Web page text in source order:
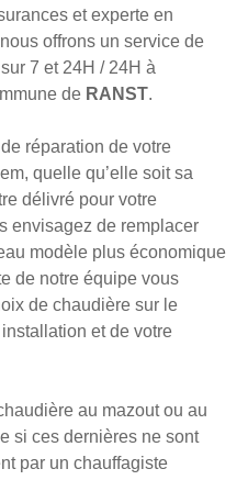
et experte en
offrons un service de
7 et 24H / 24H à
de RANST.
réparation de votre
quelle qu’elle soit sa
délivré pour votre
envisagez de remplacer
modèle plus économique
de notre équipe vous
de chaudière sur le
et de votre
au mazout ou au
si ces dernières ne sont
par un chauffagiste